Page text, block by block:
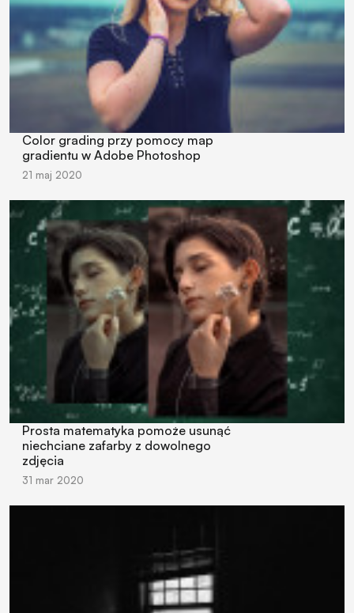
Color grading przy pomocy map
gradientu w Adobe Photoshop
21 maj 2020
Prosta matematyka pomoże usunąć
niechciane zafarby z dowolnego
zdjęcia
31 mar 2020